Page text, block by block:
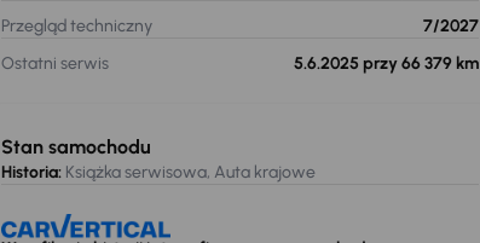
Przegląd techniczny
7/2027
Ostatni serwis
5.6.2025 przy 66 379 km
Stan samochodu
Historia: Książka serwisowa, Auta krajowe